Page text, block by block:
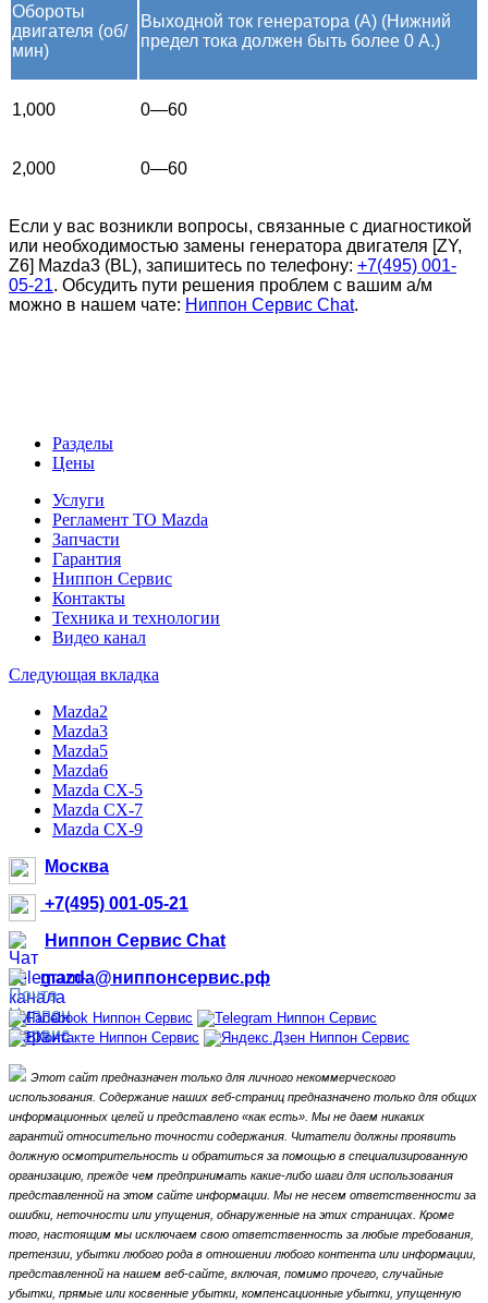
Обороты
двигателя (об/
мин)
Выходной ток генератора (А) (Нижний
предел тока должен быть более 0 А.)
1,000 0—60
2,000 0—60
Если у вас возникли вопросы, связанные с диагностикой
или необходимостью замены генератора двигателя [ZY,
Z6] Mazda3 (BL), запишитесь по телефону: +7(495) 001-
05-21. Обсудить пути решения проблем с вашим а/м
можно в нашем чате: Ниппон Сервис Chat.
Разделы
Цены
Услуги
Регламент ТО Mazda
Запчасти
Гарантия
Ниппон Сервис
Контакты
Техника и технологии
Видео канал
Следующая вкладка
Mazda2
Mazda3
Mazda5
Mazda6
Mazda CX-5
Mazda CX-7
Mazda CX-9
Москва
+7(495) 001-05-21
Ниппон Сервис Chat
mazda@ниппонсервис.рф
Этот сайт предназначен только для личного некоммерческого
использования. Содержание наших веб-страниц предназначено только для общих
информационных целей и представлено «как есть». Мы не даем никаких
гарантий относительно точности содержания. Читатели должны проявить
должную осмотрительность и обратиться за помощью в специализированную
организацию, прежде чем предпринимать какие-либо шаги для использования
представленной на этом сайте информации. Мы не несем ответственности за
ошибки, неточности или упущения, обнаруженные на этих страницах. Кроме
того, настоящим мы исключаем свою ответственность за любые требования,
претензии, убытки любого рода в отношении любого контента или информации,
представленной на нашем веб-сайте, включая, помимо прочего, случайные
убытки, прямые или косвенные убытки, компенсационные убытки, упущенную